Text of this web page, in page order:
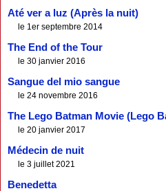
Até ver a luz (Après la nuit)
le 1er septembre 2014
The End of the Tour
le 30 janvier 2016
Sangue del mio sangue
le 24 novembre 2016
The Lego Batman Movie (Lego
le 20 janvier 2017
Médecin de nuit
le 3 juillet 2021
Benedetta